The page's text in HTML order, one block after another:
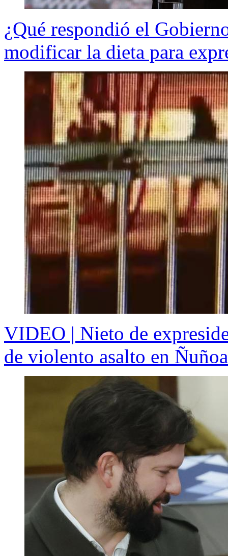
¿Qué respondió el
modificar la dieta para
VIDEO | Nieto de
de violento asalto en Ñuñoa